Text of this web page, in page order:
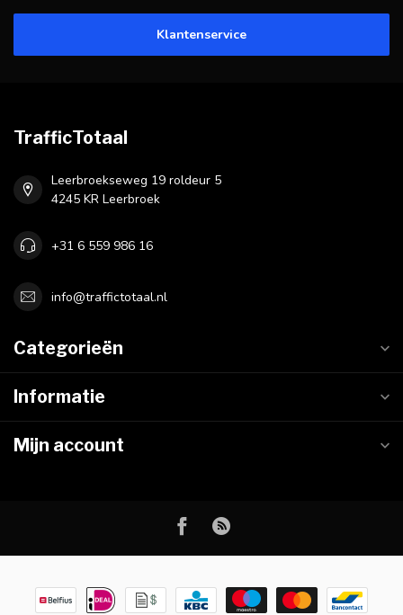
Klantenservice
TrafficTotaal
Leerbroekseweg 19 roldeur 5
4245 KR Leerbroek
+31 6 559 986 16
info@traffictotaal.nl
Categorieën
Informatie
Mijn account